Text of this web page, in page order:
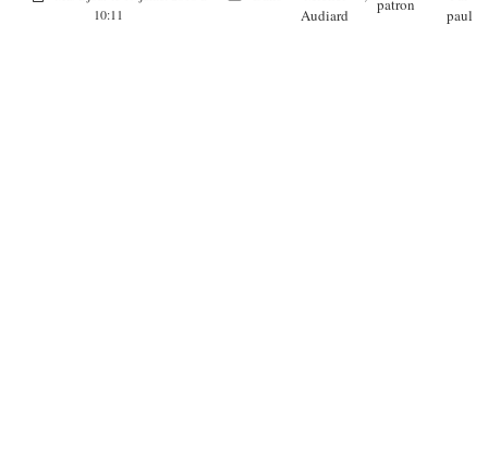
10:11
Audiard
patron
paul